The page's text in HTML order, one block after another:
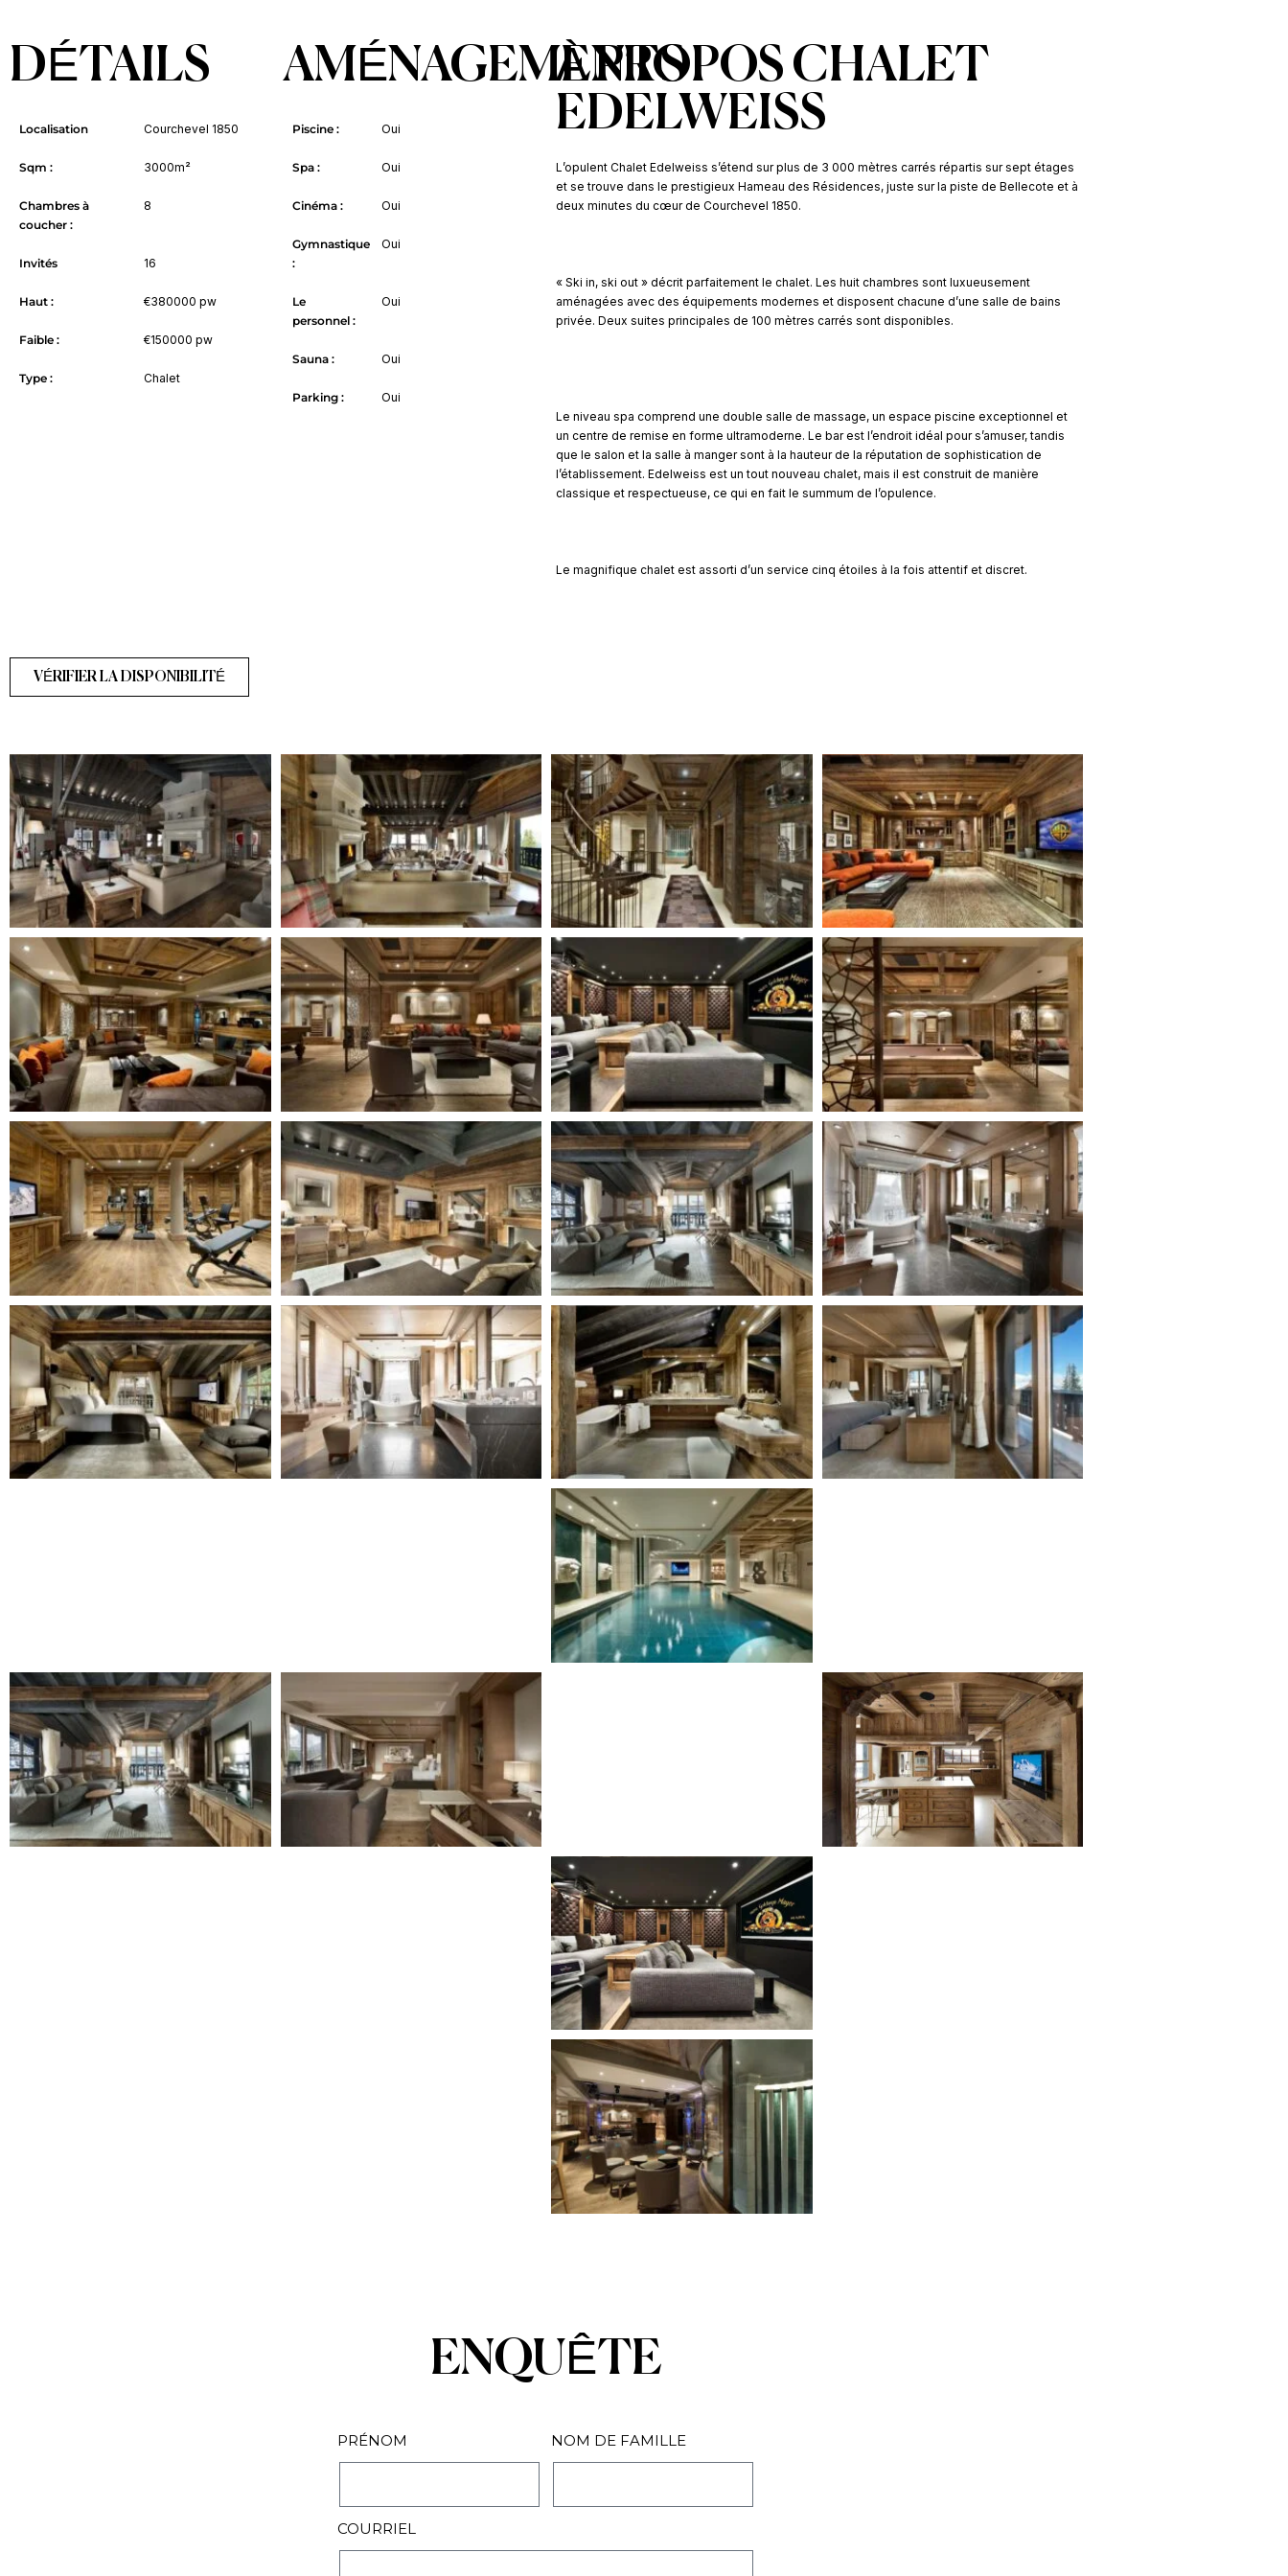
DÉTAILS
Localisation Courchevel 1850
Sqm : 3000m²
Chambres à
coucher :
8
Invités 16
Haut : €380000 pw
Faible : €150000 pw
Type : Chalet
AMÉNAGEMENTS
Piscine : Oui
Spa : Oui
Cinéma : Oui
Gymnastique
:
Oui
Le
personnel :
Oui
Sauna : Oui
Parking : Oui
À PROPOS CHALET
EDELWEISS
L’opulent Chalet Edelweiss s’étend sur plus de 3 000 mètres carrés répartis sur sept étages
et se trouve dans le prestigieux Hameau des Résidences, juste sur la piste de Bellecote et à
deux minutes du cœur de Courchevel 1850.
« Ski in, ski out » décrit parfaitement le chalet. Les huit chambres sont luxueusement
aménagées avec des équipements modernes et disposent chacune d’une salle de bains
privée. Deux suites principales de 100 mètres carrés sont disponibles.
Le niveau spa comprend une double salle de massage, un espace piscine exceptionnel et
un centre de remise en forme ultramoderne. Le bar est l’endroit idéal pour s’amuser, tandis
que le salon et la salle à manger sont à la hauteur de la réputation de sophistication de
l’établissement. Edelweiss est un tout nouveau chalet, mais il est construit de manière
classique et respectueuse, ce qui en fait le summum de l’opulence.
Le magnifique chalet est assorti d’un service cinq étoiles à la fois attentif et discret.
VÉRIFIER LA DISPONIBILITÉ
ENQUÊTE
PRÉNOM NOM DE FAMILLE
COURRIEL